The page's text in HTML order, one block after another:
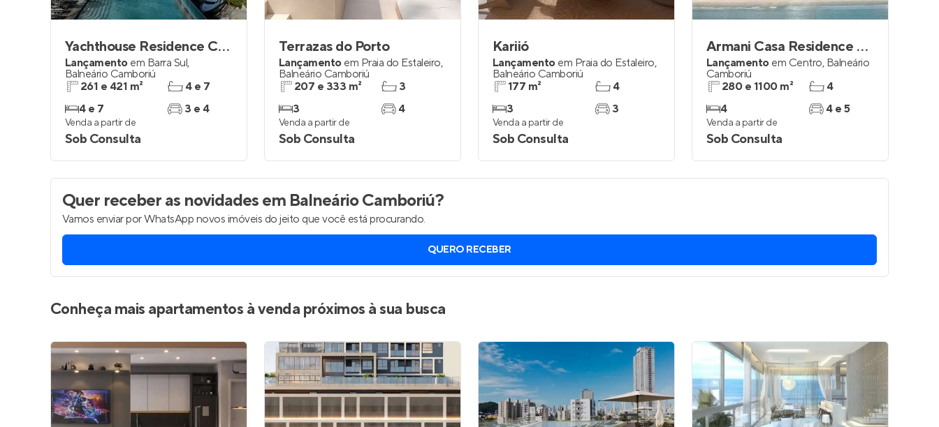
Yachthouse Residence Club
Lançamento em Barra Sul,
Balneário Camboriú
261 e 421 m²
4 e 7
4 e 7
3 e 4
Venda a partir de
Sob Consulta
Terrazas do Porto
Lançamento em Praia do Estaleiro,
Balneário Camboriú
207 e 333 m²
3
3
4
Venda a partir de
Sob Consulta
Kariió
Lançamento em Praia do Estaleiro,
Balneário Camboriú
177 m²
3
4
3
Venda a partir de
Sob Consulta
Armani Casa Residence by Embraed
Lançamento em Centro, Balneário
Camboriú
280 e 1100 m²
4
4
4 e 5
Venda a partir de
Sob Consulta
Quer receber as novidadesem Balneário Camboriú?
Vamos enviar por WhatsApp novos imóveis do jeito que você está procurando.
QUERO RECEBER
Conheça mais apartamentos à venda próximos à sua busca